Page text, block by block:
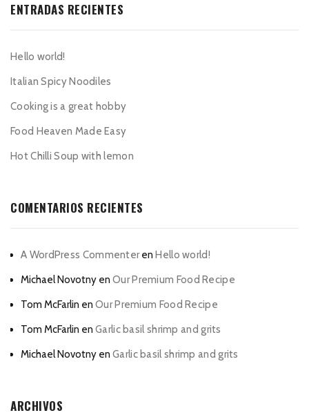
ENTRADAS RECIENTES
Hello world!
Italian Spicy Noodiles
Cooking is a great hobby
Food Heaven Made Easy
Hot Chilli Soup with lemon
COMENTARIOS RECIENTES
A WordPress CommenterenHello world!
Michael Novotny en Our Premium Food Recipe
Tom McFarlin en Our Premium Food Recipe
Tom McFarlin en Garlic basil shrimp and grits
Michael Novotny en Garlic basil shrimp and grits
ARCHIVOS